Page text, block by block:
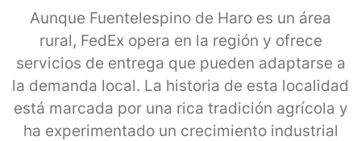
Aunque Fuentelespino de Haro es un área
rural, FedEx opera en la región y ofrece
servicios de entrega que pueden adaptarse a
la demanda local. La historia de esta localidad
está marcada por una rica tradición agrícola y
ha experimentado un crecimiento industrial